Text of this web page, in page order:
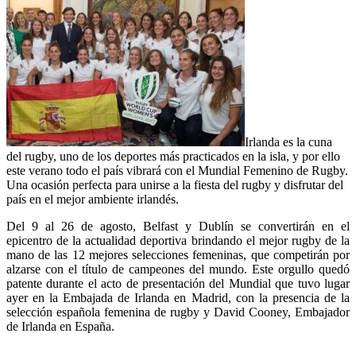
Irlanda es la cuna
del rugby, uno de los deportes más practicados en la isla, y por ello
este verano todo el país vibrará con el Mundial Femenino de Rugby.
Una ocasión perfecta para unirse a la fiesta del rugby y disfrutar del
país en el mejor ambiente irlandés.
Del 9 al 26 de agosto, Belfast y Dublín se convertirán en el
epicentro de la actualidad deportiva brindando el mejor rugby de la
mano de las 12 mejores selecciones femeninas, que competirán por
alzarse con el título de campeones del mundo. Este orgullo quedó
patente durante el acto de presentación del Mundial que tuvo lugar
ayer en la Embajada de Irlanda en Madrid, con la presencia de la
selección española femenina de rugby y David Cooney, Embajador
de Irlanda en España.